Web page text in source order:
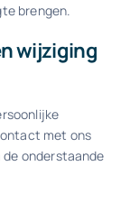
brengen.
wijziging
met ons
onderstaande